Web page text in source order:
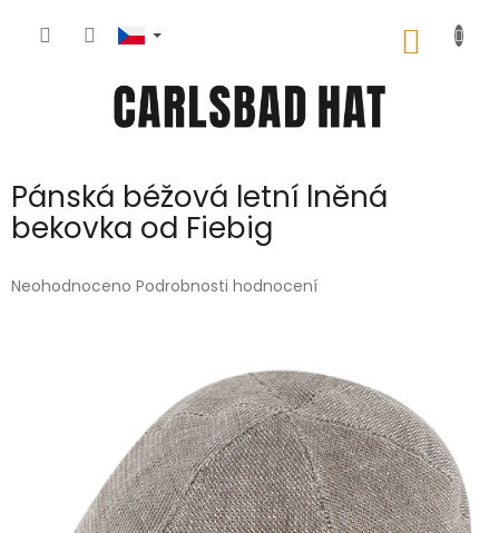
Pánská béžová letní lněná
bekovka od Fiebig
Průměrné
Neohodnoceno Podrobnosti hodnocení